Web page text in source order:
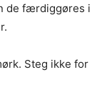
de færdiggøres i
Steg ikke for